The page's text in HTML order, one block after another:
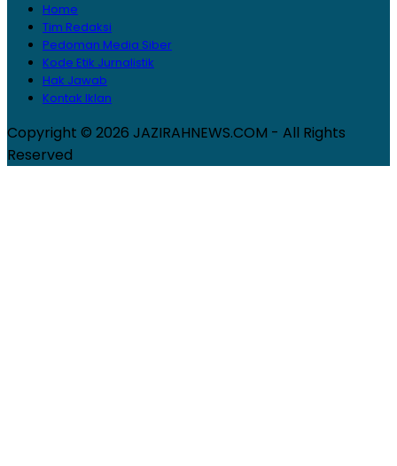
Home
Tim Redaksi
Pedoman Media Siber
Kode Etik Jurnalistik
Hak Jawab
Kontak Iklan
Copyright © 2026 JAZIRAHNEWS.COM - All Rights
Reserved